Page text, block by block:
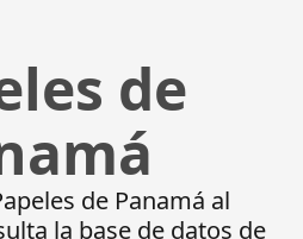
de
de Panamá al
la base de datos de